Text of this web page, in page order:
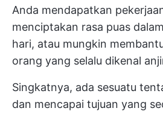
Anda mendapatkan
menciptakan rasa puas
hari, atau mungkin
orang yang selalu dikenal
Singkatnya, ada sesuatu
dan mencapai tujuan yang